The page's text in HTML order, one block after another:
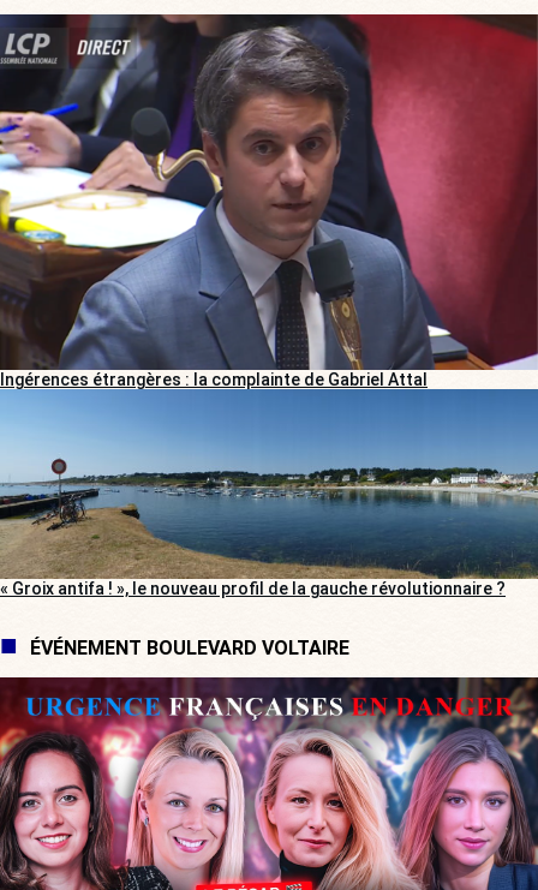
Ingérences étrangères : la complainte de Gabriel Attal
« Groix antifa ! », le nouveau profil de la gauche révolutionnaire ?
ÉVÉNEMENT BOULEVARD VOLTAIRE